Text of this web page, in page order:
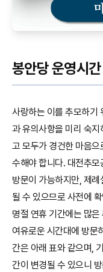
봉안당 운영시
사랑하는 이를 추모하기
과 유의사항을 미리 숙
고 모두가 경건한 마음
수해야 합니다. 대전추모
방문이 가능하지만, 제
될 수 있으므로 사전에
명절 연휴 기간에는 많
여유로운 시간대에 방문
간은 아래 표와 같으며,
간이 변경될 수 있으니